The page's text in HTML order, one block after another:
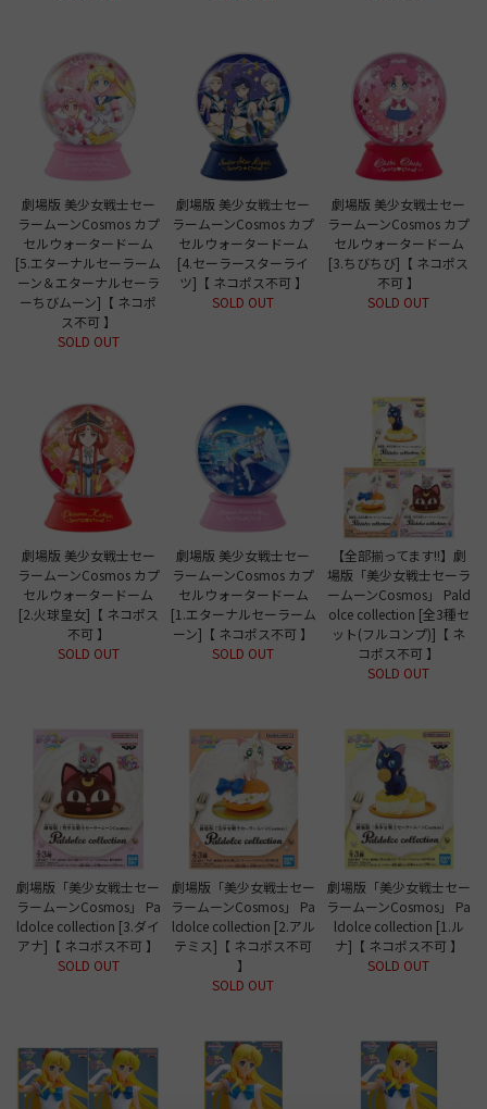
劇場版 美少女戦士セー
ラームーンCosmos カプ
セルウォータードーム
[5.エターナルセーラーム
ーン＆エターナルセーラ
ーちびムーン]【 ネコポ
ス不可 】
SOLD OUT
劇場版 美少女戦士セー
ラームーンCosmos カプ
セルウォータードーム
[4.セーラースターライ
ツ]【 ネコポス不可 】
SOLD OUT
劇場版 美少女戦士セー
ラームーンCosmos カプ
セルウォータードーム
[3.ちびちび]【 ネコポス
不可 】
SOLD OUT
劇場版 美少女戦士セー
ラームーンCosmos カプ
セルウォータードーム
[2.火球皇女]【 ネコポス
不可 】
SOLD OUT
劇場版 美少女戦士セー
ラームーンCosmos カプ
セルウォータードーム
[1.エターナルセーラーム
ーン]【 ネコポス不可 】
SOLD OUT
【全部揃ってます!!】劇
場版「美少女戦士セーラ
ームーンCosmos」 Pald
olce collection [全3種セ
ット(フルコンプ)]【 ネ
コポス不可 】
SOLD OUT
劇場版「美少女戦士セー
ラームーンCosmos」 Pa
ldolce collection [3.ダイ
アナ]【 ネコポス不可 】
SOLD OUT
劇場版「美少女戦士セー
ラームーンCosmos」 Pa
ldolce collection [2.アル
テミス]【 ネコポス不可
】
SOLD OUT
劇場版「美少女戦士セー
ラームーンCosmos」 Pa
ldolce collection [1.ル
ナ]【 ネコポス不可 】
SOLD OUT